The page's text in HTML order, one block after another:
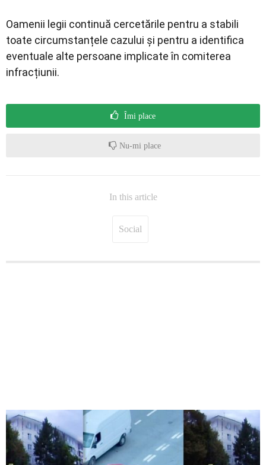
Oamenii legii continuă cercetările pentru a stabili
toate circumstanțele cazului și pentru a identifica
eventuale alte persoane implicate în comiterea
infracțiunii.
Îmi place
Nu-mi place
In this article
Social